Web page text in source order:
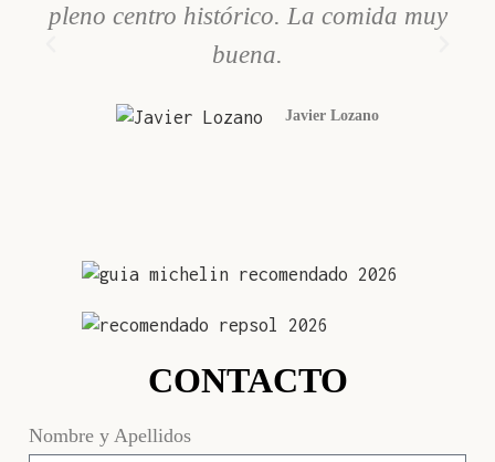
pleno centro histórico. La comida muy
buena.
Javier Lozano
CONTACTO
Nombre y Apellidos